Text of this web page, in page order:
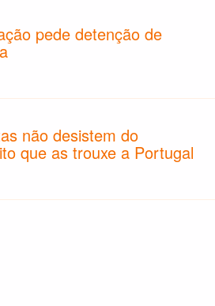
pede detenção de
não desistem do
que as trouxe a Portugal